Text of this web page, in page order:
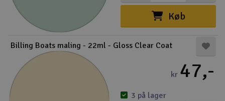
Køb
Billing Boats maling - 22ml - Gloss Clear Coat
kr 47,-
3 på lager